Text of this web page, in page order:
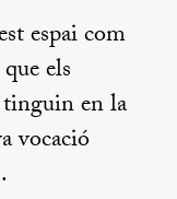
espai com
els
en la
vocació